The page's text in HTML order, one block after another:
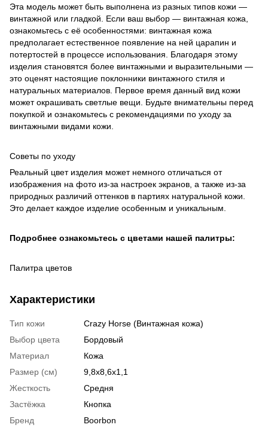
Эта модель может быть выполнена из разных типов кожи —
винтажной или гладкой. Если ваш выбор — винтажная кожа,
ознакомьтесь с её особенностями: винтажная кожа
предполагает естественное появление на ней царапин и
потертостей в процессе использования. Благодаря этому
изделия становятся более винтажными и выразительными —
это оценят настоящие поклонники винтажного стиля и
натуральных материалов. Первое время данный вид кожи
может окрашивать светлые вещи. Будьте внимательны перед
покупкой и ознакомьтесь с рекомендациями по уходу за
винтажными видами кожи.
Советы по уходу
Реальный цвет изделия может немного отличаться от
изображения на фото из-за настроек экранов, а также из-за
природных различий оттенков в партиях натуральной кожи.
Это делает каждое изделие особенным и уникальным.
Подробнее ознакомьтесь с цветами нашей палитры:
Палитра цветов
Характеристики
Тип кожи
Crazy Horse (Винтажная кожа)
Выбор цвета
Бордовый
Материал
Кожа
Размер (см)
9,8х8,6х1,1
Жесткость
Средня
Застёжка
Кнопка
Бренд
Boorbon